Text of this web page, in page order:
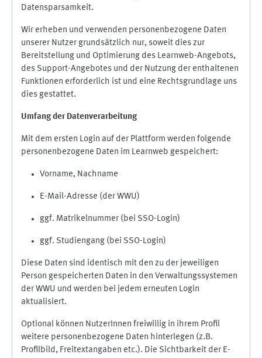
Datensparsamkeit.
Wir erheben und verwenden personenbezogene Daten
unserer Nutzer grundsätzlich nur, soweit dies zur
Bereitstellung und Optimierung des Learnweb-Angebots,
des Support-Angebotes und der Nutzung der enthaltenen
Funktionen erforderlich ist und eine Rechtsgrundlage uns
dies gestattet.
Umfang der Datenverarbeitung
Mit dem ersten Login auf der Plattform werden folgende
personenbezogene Daten im Learnweb gespeichert:
Vorname, Nachname
E-Mail-Adresse (der WWU)
ggf. Matrikelnummer (bei SSO-Login)
ggf. Studiengang (bei SSO-Login)
Diese Daten sind identisch mit den zu der jeweiligen
Person gespeicherten Daten in den Verwaltungssystemen
der WWU und werden bei jedem erneuten Login
aktualisiert.
Optional können NutzerInnen freiwillig in ihrem Profil
weitere personenbezogene Daten hinterlegen (z.B.
Profilbild, Freitextangaben etc.). Die Sichtbarkeit der E-